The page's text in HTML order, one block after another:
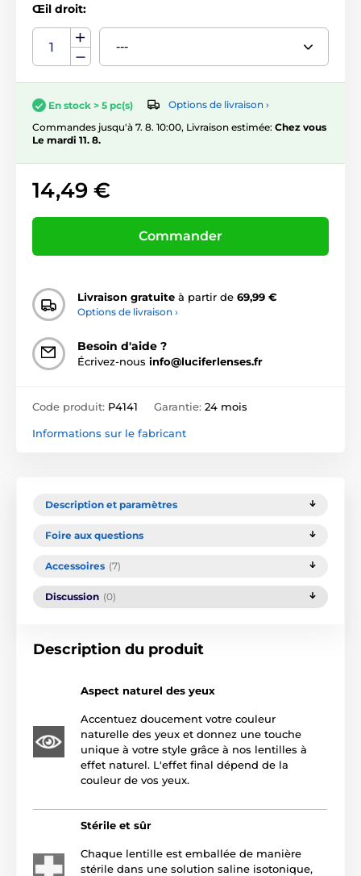
Œil droit:
En stock > 5 pc(s)
Options de livraison ›
Commandes jusqu'à 7. 8. 10:00, Livraison estimée: Chez vous
Le mardi 11. 8.
14,49 €
Commander
Livraison gratuite à partir de 69,99 €
Options de livraison ›
Besoin d'aide ?
Écrivez-nous info@luciferlenses.fr
Code produit: P4141 Garantie: 24 mois
Informations sur le fabricant
Description et paramètres
Foire aux questions
Accessoires (7)
Discussion (0)
Description du produit
Aspect naturel des yeux
Accentuez doucement votre couleur
naturelle des yeux et donnez une touche
unique à votre style grâce à nos lentilles à
effet naturel. L'effet final dépend de la
couleur de vos yeux.
Stérile et sûr
Chaque lentille est emballée de manière
stérile dans une solution saline isotonique,